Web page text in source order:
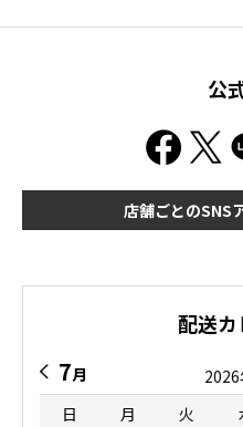
公
店舗ごとのSNS
配送カ
7月
日
月 火